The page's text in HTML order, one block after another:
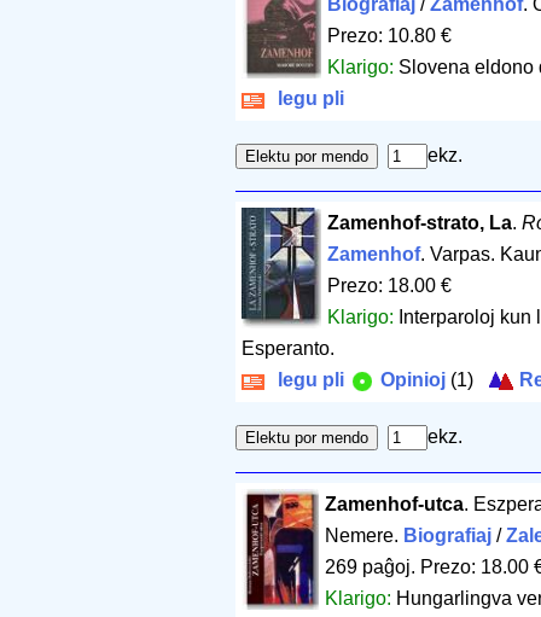
Biografiaj /Zamenhof.
Prezo: 10.80 €
Klarigo: Slovena eldono
legu pli
ekz.
Zamenhof-strato, La.
Zamenhof. Varpas.
Prezo: 18.00 €
Klarigo: Interparoloj
Esperanto.
legu pli
Opinioj (1)
ekz.
Zamenhof-utca.
Nemere. Biografiaj/
269 paĝoj. Prezo: 18.00
Klarigo: Hungarlingva